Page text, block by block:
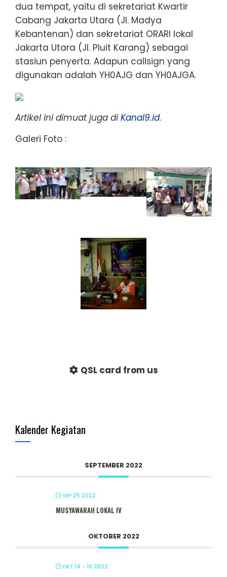
dua tempat, yaitu di sekretariat Kwartir
Cabang Jakarta Utara (Jl. Madya
Kebantenan) dan sekretariat ORARI lokal
Jakarta Utara (Jl. Pluit Karang) sebagai
stasiun penyerta. Adapun callsign yang
digunakan adalah YH0AJG dan YH0AJGA.
Artikel ini dimuat juga diKanal9.id.
Galeri Foto :
QSL card from us
Kalender Kegiatan
SEPTEMBER 2022
SEP 25 2022
MUSYAWARAH LOKAL IV
OKTOBER 2022
OKT 14 - 16 2022